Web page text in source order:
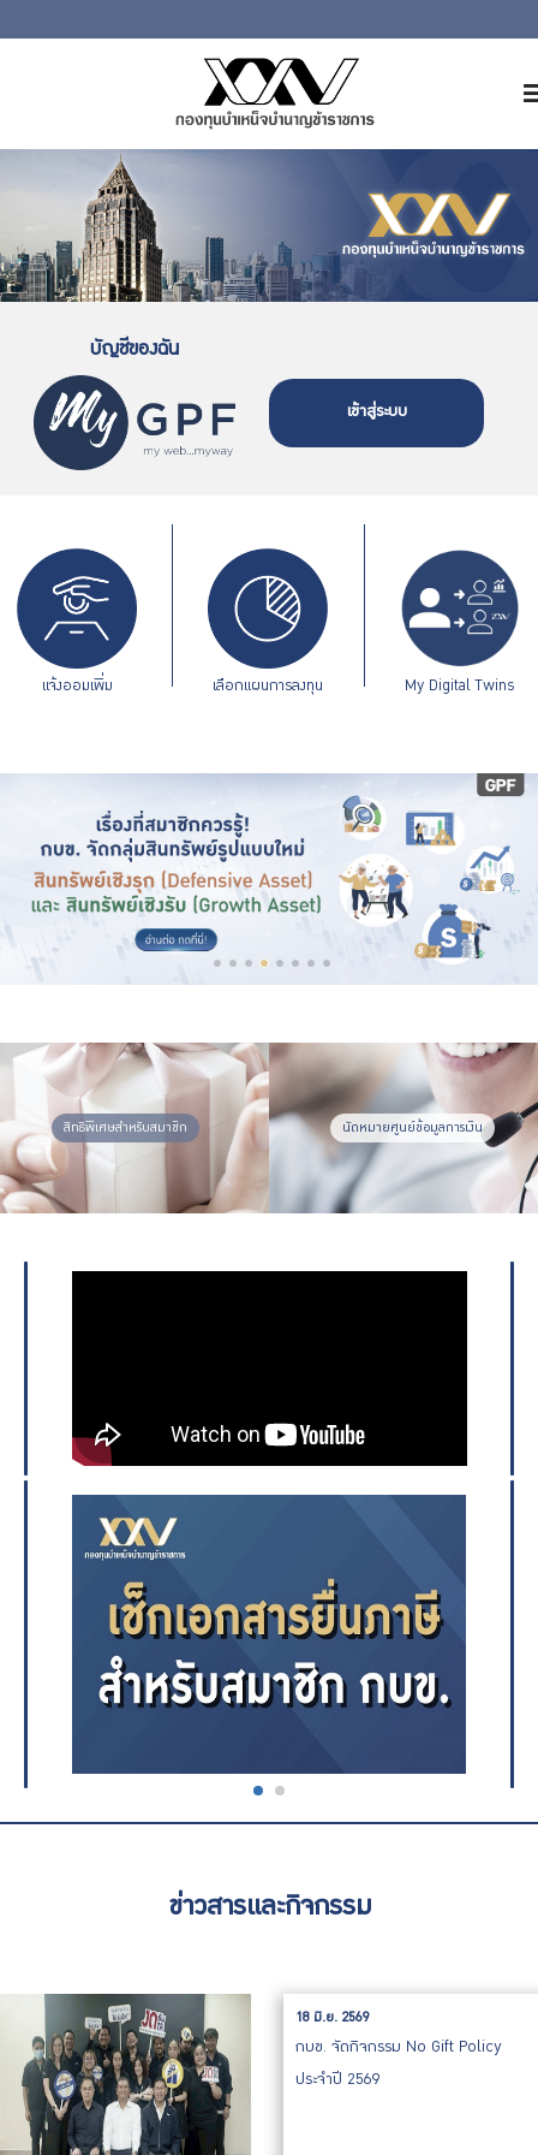
เกี่ยวกับ กบข.
บริการสมาชิก
ลงทุน
การบริหารความเสี่ยง
รายงานผลการดำเนินงาน
ข่าวสารและกิจกรรม
ร่วมงานกับเรา
ติดต่อเรา
บัญชีของฉัน
เข้าสู่ระบบ
แจ้งออมเพิ่ม เลือกแผนการลงทุน My Digital Twins
สิทธิพิเศษสำหรับสมาชิก นัดหมายศูนย์ข้อมูลการเงิน
ข่าวสารและกิจกรรม
18 มิ.ย. 2569
กบข. จัดกิจกรรม No Gift Policy
ประจำปี 2569